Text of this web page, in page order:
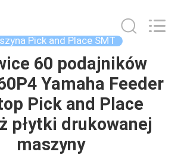
Pick and Place SMT
60 podajników
Yamaha Feeder
Pick and Place
płytki drukowanej
maszyny